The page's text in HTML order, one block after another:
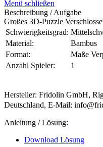
Menü schließen
Beschreibung / Aufgabe
Großes 3D-Puzzle
Schwierigkeitsgrad:
Material:
Bambus
Format:
Maße
Anzahl Spieler:
1
Hersteller: Fridolin GmbH,
Deutschland, E-Mail:
Anleitung / Lösung:
Download Lösung